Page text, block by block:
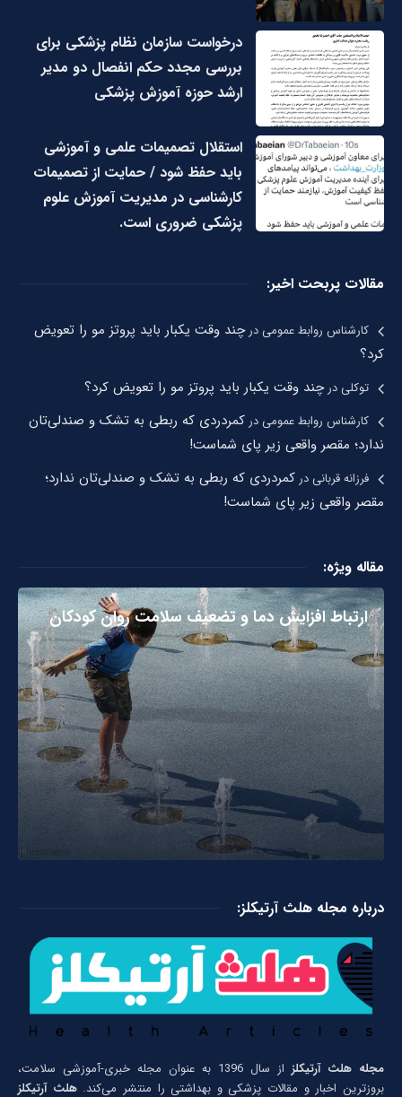
درخواست سازمان نظام پزشکی برای
بررسی مجدد حکم انفصال دو مدیر
ارشد حوزه آموزش پزشکی
استقلال تصمیمات علمی و آموزشی
باید حفظ شود / حمایت از تصمیمات
کارشناسی در مدیریت آموزش علوم
پزشکی ضروری است.
مقالات پربحت اخیر:
کارشناس روابط عمومیدرچند وقت یکبار باید پروتز مو را تعویض
کرد؟
توکلیدرچند وقت یکبار باید پروتز مو را تعویض کرد؟
کارشناس روابط عمومیدر کمردردی که ربطی به تشک و صندلی‌تان
ندارد؛ مقصر واقعی زیر پای شماست!
فرزانه قربانیدر کمردردی که ربطی به تشک و صندلی‌تان ندارد؛
مقصر واقعی زیر پای شماست!
مقاله ویژه:
ارتباط افزایش دما و تضعیف سلامت روان کودکان
درباره مجله هلث آرتیکلز:
مجله هلث آرتیکلز
از سال 1396 به عنوان مجله خبری-آموزشی سلامت،
بروزترین اخبار و مقالات پزشکی و بهداشتی را منتشر می‌کند.هلث آرتیکلز